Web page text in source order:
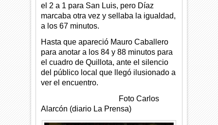
el 2 a 1 para San Luis, pero Díaz
marcaba otra vez y sellaba la igualdad,
a los 67 minutos.
Hasta que apareció Mauro Caballero
para anotar a los 84 y 88 minutos para
el cuadro de Quillota, ante el silencio
del público local que llegó ilusionado a
ver el encuentro.
Foto Carlos
Alarcón (diario La Prensa)